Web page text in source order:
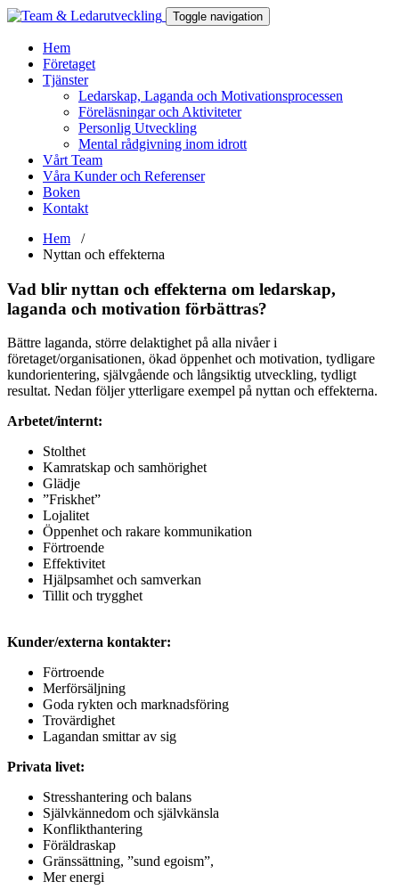
Toggle navigation
Hem
Företaget
Tjänster
Ledarskap, Laganda och Motivationsprocessen
Föreläsningar och Aktiviteter
Personlig Utveckling
Mental rådgivning inom idrott
Vårt Team
Våra Kunder och Referenser
Boken
Kontakt
Hem /
Nyttan och effekterna
Vad blir nyttan och effekterna om ledarskap,
laganda och motivation förbättras?
Bättre laganda, större delaktighet på alla nivåer i
företaget/organisationen, ökad öppenhet och motivation, tydligare
kundorientering, självgående och långsiktig utveckling, tydligt
resultat. Nedan följer ytterligare exempel på nyttan och effekterna.
Arbetet/internt:
Stolthet
Kamratskap och samhörighet
Glädje
”Friskhet”
Lojalitet
Öppenhet och rakare kommunikation
Förtroende
Effektivitet
Hjälpsamhet och samverkan
Tillit och trygghet
Kunder/externa kontakter:
Förtroende
Merförsäljning
Goda rykten och marknadsföring
Trovärdighet
Lagandan smittar av sig
Privata livet:
Stresshantering och balans
Självkännedom och självkänsla
Konflikthantering
Föräldraskap
Gränssättning, ”sund egoism”,
Mer energi